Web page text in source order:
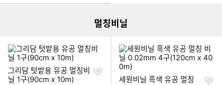
멀칭비닐
그리담 텃밭용 유공 멀칭비
닐 1구(90cm x 10m)
찜
세원비닐 흑색 유공 멀칭
찜